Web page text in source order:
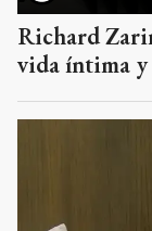
Richard
vida íntima y